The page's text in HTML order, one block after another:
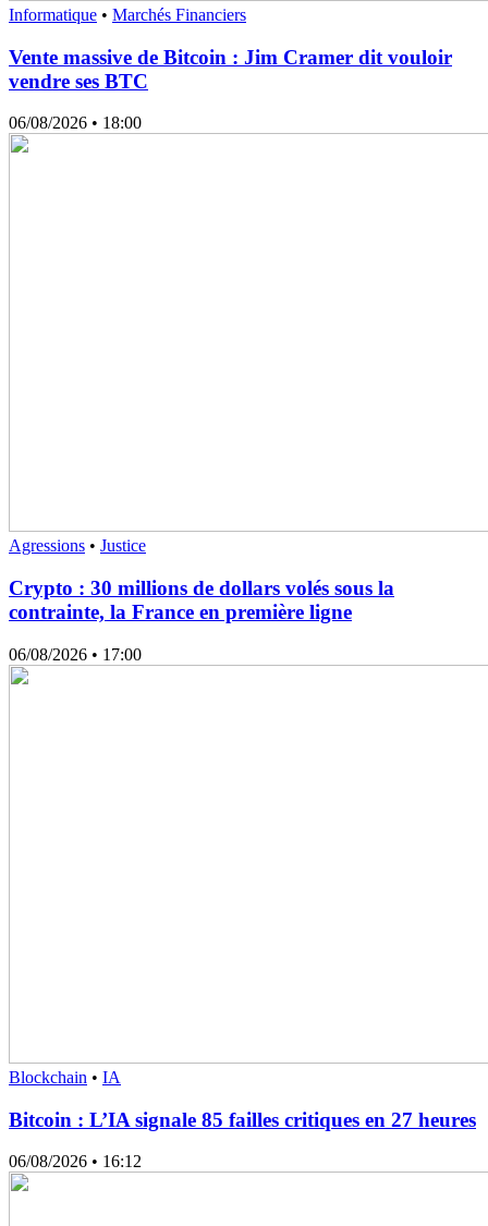
Informatique • Marchés Financiers
Vente massive de Bitcoin : Jim Cramer dit vouloir
vendre ses BTC
06/08/2026 • 18:00
Agressions • Justice
Crypto : 30 millions de dollars volés sous la
contrainte, la France en première ligne
06/08/2026 • 17:00
Blockchain • IA
Bitcoin : L’IA signale 85 failles critiques en 27 heures
06/08/2026 • 16:12